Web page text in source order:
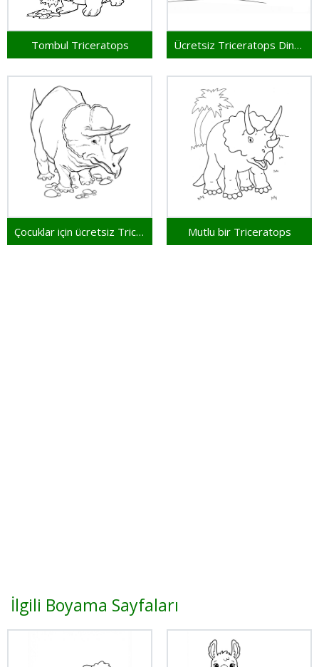
Tombul Triceratops Ücretsiz Triceratops Dinozoru
Çocuklar için ücretsiz Triceratops Mutlu bir Triceratops
İlgili Boyama Sayfaları